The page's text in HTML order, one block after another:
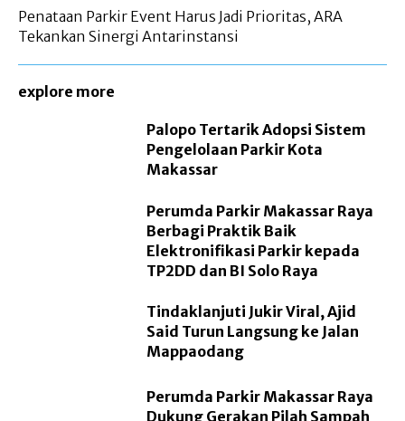
Penataan Parkir Event Harus Jadi Prioritas, ARA
Tekankan Sinergi Antarinstansi
explore more
Palopo Tertarik Adopsi Sistem
Pengelolaan Parkir Kota
Makassar
Perumda Parkir Makassar Raya
Berbagi Praktik Baik
Elektronifikasi Parkir kepada
TP2DD dan BI Solo Raya
Tindaklanjuti Jukir Viral, Ajid
Said Turun Langsung ke Jalan
Mappaodang
Perumda Parkir Makassar Raya
Dukung Gerakan Pilah Sampah